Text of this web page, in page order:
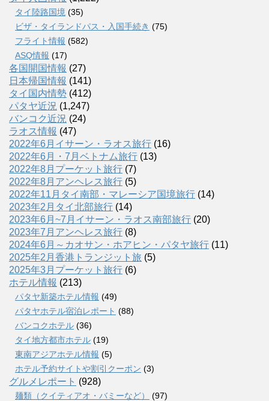
タイ陸路国境 (35)
ビザ・タイランドパス・入国手続き (75)
フライト情報 (582)
ASQ情報 (17)
各国開国情報 (27)
日本帰国情報 (141)
タイ国内情勢 (412)
パタヤ近況 (1,247)
バンコク近況 (24)
ラオス情報 (47)
2022年6月イサーン・ラオス旅行 (16)
2022年6月・7月ベトナム旅行 (13)
2022年8月プーケット旅行 (7)
2022年8月アンヘレス旅行 (5)
2022年11月タイ南部・マレーシア国境旅行 (14)
2023年2月タイ北部旅行 (14)
2023年6月~7月イサーン・ラオス南部旅行 (20)
2023年7月アンヘレス旅行 (8)
2024年6月～カオサン・ホアヒン・パタヤ旅行 (11)
2025年2月香港トランジット旅 (5)
2025年3月プーケット旅行 (6)
ホテル情報 (213)
パタヤ新築ホテル情報 (49)
パタヤホテル宿泊レポート (88)
バンコクホテル (36)
タイ地方都市ホテル (19)
東南アジアホテル情報 (5)
ホテル予約サイトや割引クーポン (3)
グルメレポート (928)
麺類（クイティアオ・バミーなど）
(97)